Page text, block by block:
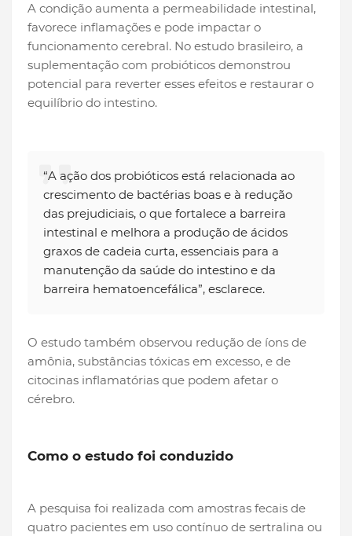
A condição aumenta a permeabilidade intestinal,
favorece inflamações e pode impactar o
funcionamento cerebral. No estudo brasileiro, a
suplementação com probióticos demonstrou
potencial para reverter esses efeitos e restaurar o
equilíbrio do intestino.
“A ação dos probióticos está relacionada ao
crescimento de bactérias boas e à redução
das prejudiciais, o que fortalece a barreira
intestinal e melhora a produção de ácidos
graxos de cadeia curta, essenciais para a
manutenção da saúde do intestino e da
barreira hematoencefálica”, esclarece.
O estudo também observou redução de íons de
amônia, substâncias tóxicas em excesso, e de
citocinas inflamatórias que podem afetar o
cérebro.
Como o estudo foi conduzido
A pesquisa foi realizada com amostras fecais de
quatro pacientes em uso contínuo de sertralina ou